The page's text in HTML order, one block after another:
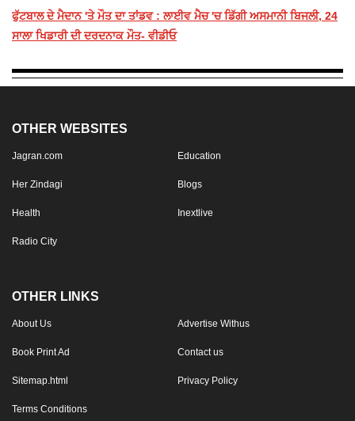
ਫੁੱਟਬਾਲ ਦੇ ਮੈਦਾਨ 'ਤੇ ਮੌਤ ਦਾ ਤਾਂਡਵ : ਲਾਈਵ ਮੈਚ 'ਚ ਡਿੱਗੀ ਅਸਮਾਨੀ ਬਿਜਲੀ, 24
ਸਾਲਾ ਖਿਡਾਰੀ ਦੀ ਦਰਦਨਾਕ ਮੌਤ- ਵੀਡੀਓ
OTHER WEBSITES
Jagran.com Education
Her Zindagi Blogs
Health Inextlive
Radio City
OTHER LINKS
About Us Advertise Withus
Book Print Ad Contact us
Sitemap.html Privacy Policy
Terms Conditions